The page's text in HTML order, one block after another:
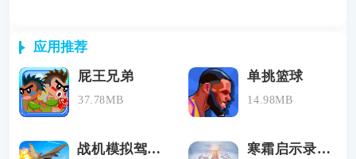
应用推荐
屁王兄弟
37.78MB
单挑篮球
14.98MB
战机模拟驾驶游戏官方正版 寒霜启示录游戏官方版